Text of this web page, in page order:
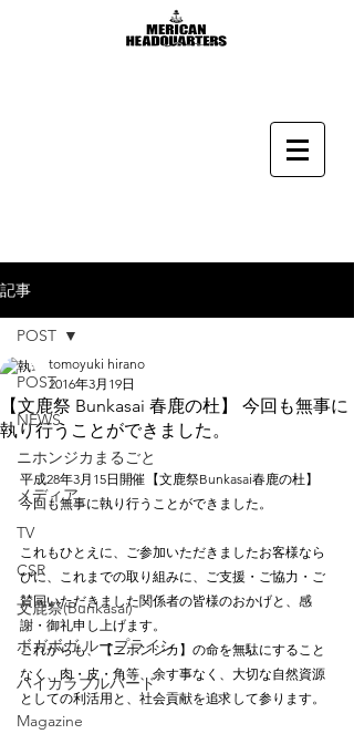
記事
POST
NEWS
ニホンジカまるごと
メディア
TV
CSR
文鹿祭(Bunkasai)
ボガボガ ループライン
ハイカラブルバード
Magazine
POST
【文鹿祭 Bunkasai 春鹿の杜】 今回も無事に
執り行うことができました。
tomoyuki hirano
2016年3月19日
平成28年3月15日開催【文鹿祭Bunkasai春鹿の杜】
今回も無事に執り行うことができました。
これもひとえに、ご参加いただきましたお客様なら
びに、これまでの取り組みに、ご支援・ご協力・ご
賛同いただきました関係者の皆様のおかげと、感
謝・御礼申し上げます。
これからも、【ニホンジカ】の命を無駄にすること
なく、肉・皮・角等、余す事なく、大切な自然資源
としての利活用と、社会貢献を追求して参ります。